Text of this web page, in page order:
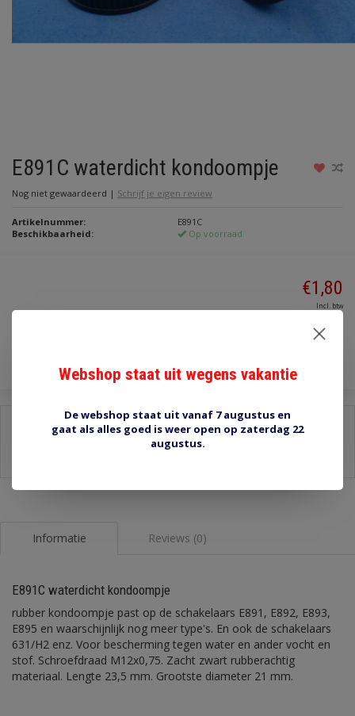
E891C waterdicht kondoompje
Nog niet gewaardeerd | Schrijf je eigen review
Artikelnummer:
E891C
Beschikbaarheid:
Op voorraad
€1,80
Incl. btw
Informatie Reviews (0)
E891C waterdicht kondoompje
rubber kondoompje past op de schakelaars E891, E892, E893,
E895 en waarschijnlijk nog meer type's. En ook de schakelaars
631/H2 enz. Voor bescherming tegen water en ander vocht en
stof. Schroefdraad M12x0,75. Zacht zwart rubberachtig
materiaal. Lengte 23,5 mm. Grootste diameter 21 mm.
Webshop staat uit wegens vakantie
De webshop staat uit vanaf 7 augustus en
gaat als alles goed is weer open op zaterdag 22
augustus.